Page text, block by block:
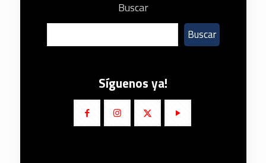
Buscar
Buscar
Síguenos ya!